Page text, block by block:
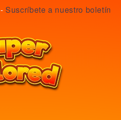
-Suscríbete a nuestro boletín